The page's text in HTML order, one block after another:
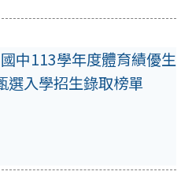
中113學年度體育績優生
選入學招生錄取榜單